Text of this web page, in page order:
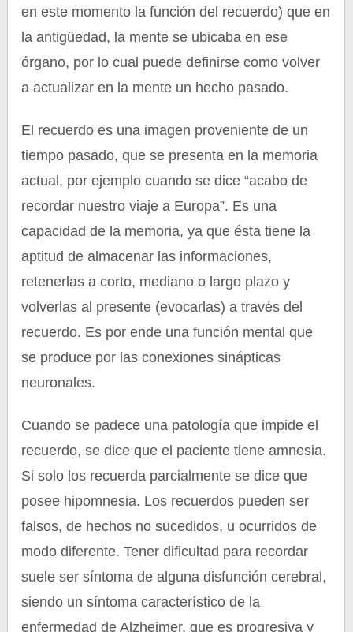
en este momento la función del recuerdo) que en
la antigüedad, la mente se ubicaba en ese
órgano, por lo cual puede definirse como volver
a actualizar en la mente un hecho pasado.
El recuerdo es una imagen proveniente de un
tiempo pasado, que se presenta en la memoria
actual, por ejemplo cuando se dice “acabo de
recordar nuestro viaje a Europa”. Es una
capacidad de la memoria, ya que ésta tiene la
aptitud de almacenar las informaciones,
retenerlas a corto, mediano o largo plazo y
volverlas al presente (evocarlas) a través del
recuerdo. Es por ende una función mental que
se produce por las conexiones sinápticas
neuronales.
Cuando se padece una patología que impide el
recuerdo, se dice que el paciente tiene amnesia.
Si solo los recuerda parcialmente se dice que
posee hipomnesia. Los recuerdos pueden ser
falsos, de hechos no sucedidos, u ocurridos de
modo diferente. Tener dificultad para recordar
suele ser síntoma de alguna disfunción cerebral,
siendo un síntoma característico de la
enfermedad de Alzheimer, que es progresiva y